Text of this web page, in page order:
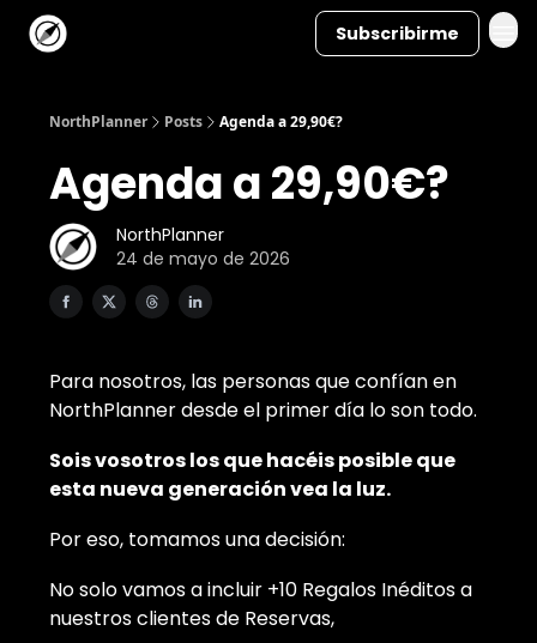
Subscribirme
NorthPlanner Posts Agenda a 29,90€?
Agenda a 29,90€?
NorthPlanner
24 de mayo de 2026
Para nosotros, las personas que confían en
NorthPlanner desde el primer día lo son todo.
Sois vosotros los que hacéis posible que
esta nueva generación vea la luz.
Por eso, tomamos una decisión:
No solo vamos a incluir +10 Regalos Inéditos a
nuestros clientes de Reservas,